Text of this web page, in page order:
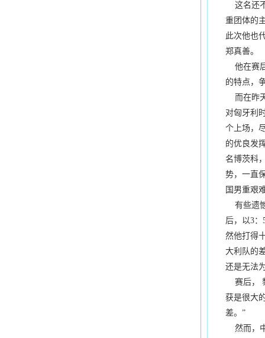
这名还
重团体的
此次他也
郑真善。
他在赛
的特点，
而在昨
对匈牙利
个上场，
的优良发
名博茨科
势，一直
国男重艰
有些遗
后，以3
然他打得
大利队的
还是无法
赛后，
获是很大
差。”
然而，